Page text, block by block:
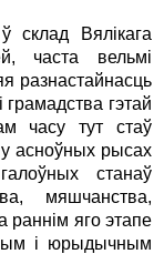
склад Вялікага
часта вельмі
разнастайнасць
грамадства гэтай
часу тут стаў
асноўных рысах
станаў
мяшчанства,
яго этапе
і юрыдычным